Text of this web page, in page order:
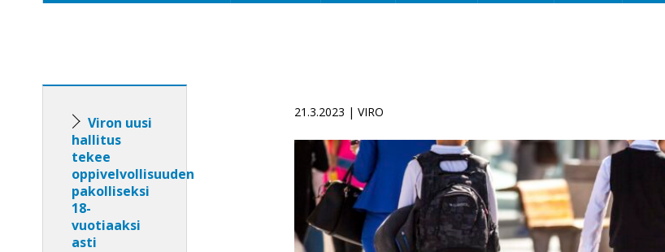
Viron uusi
hallitus
tekee
oppivelvollisuuden
pakolliseksi
18-
vuotiaaksi
asti
21.3.2023 | VIRO